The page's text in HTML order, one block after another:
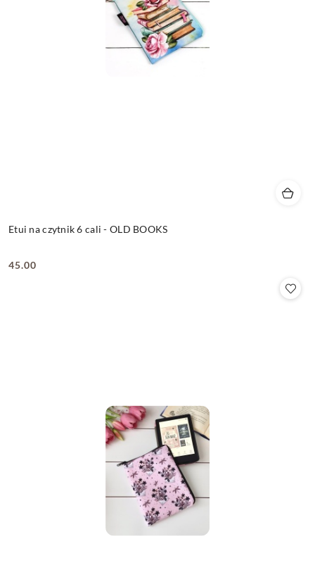
Etui na czytnik 6 cali - OLD BOOKS
Cena:
45.00